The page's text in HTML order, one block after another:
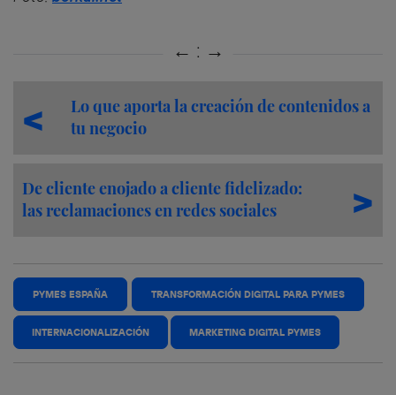
Lo que aporta la creación de contenidos a
tu negocio
De cliente enojado a cliente fidelizado:
las reclamaciones en redes sociales
PYMES ESPAÑA TRANSFORMACIÓN DIGITAL PARA PYMES
INTERNACIONALIZACIÓN MARKETING DIGITAL PYMES